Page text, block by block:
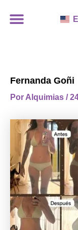
Fernanda Goñi
Por Alquimias /